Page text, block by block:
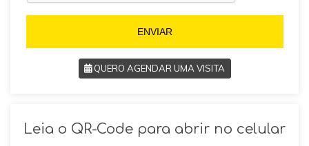
ENVIAR
QUERO AGENDAR UMA VISITA
Leia o QR-Code para abrir no celular